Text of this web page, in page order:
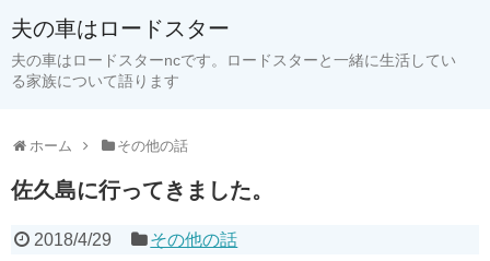
夫の車はロードスター
夫の車はロードスターncです。ロードスターと一緒に生活してい
る家族について語ります
ホーム その他の話
佐久島に行ってきました。
2018/4/29 その他の話